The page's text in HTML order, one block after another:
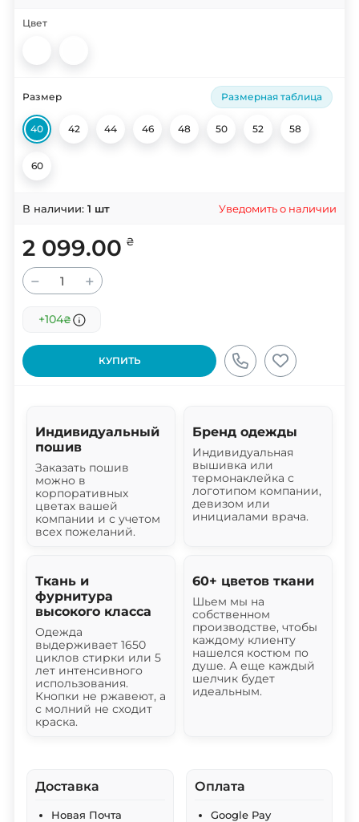
Цвет
Размер Размерная таблица
40 42 44 46 48 50 52 58
60
В наличии: 1 шт Уведомить о наличии
2 099.00 ₴
− +
+104₴
КУПИТЬ
Индивидуальный
пошив
Заказать пошив
можно в
корпоративных
цветах вашей
компании и с учетом
всех пожеланий.
Бренд одежды
Индивидуальная
вышивка или
термонаклейка с
логотипом компании,
девизом или
инициалами врача.
Ткань и
фурнитура
высокого класса
Одежда
выдерживает 1650
циклов стирки или 5
лет интенсивного
использования.
Кнопки не ржавеют, а
с молний не сходит
краска.
60+ цветов ткани
Шьем мы на
собственном
производстве, чтобы
каждому клиенту
нашелся костюм по
душе. А еще каждый
шелчик будет
идеальным.
Доставка
Новая Почта
Оплата
Google Pay